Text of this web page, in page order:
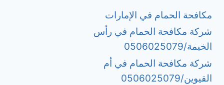
مكافحة الحمام في الإمارات
شركة مكافحة الحمام في رأس
الخيمة/0506025079
شركة مكافحة الحمام في أم
القيوين/0506025079